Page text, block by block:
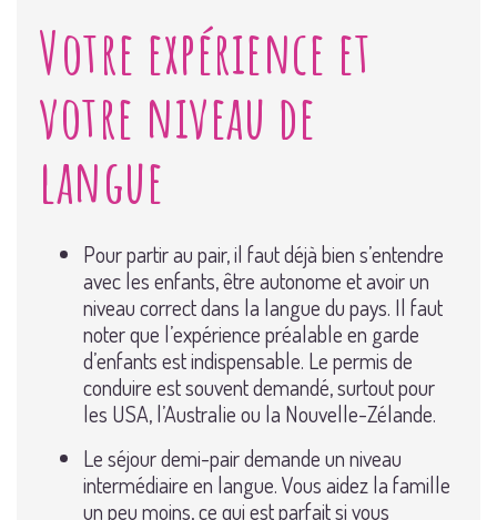
Votre expérience et
votre niveau de
langue
Pour partir au pair, il faut déjà bien s’entendre
avec les enfants, être autonome et avoir un
niveau correct dans la langue du pays. Il faut
noter que l’expérience préalable en garde
d’enfants est indispensable. Le permis de
conduire est souvent demandé, surtout pour
les USA, l’Australie ou la Nouvelle-Zélande.
Le séjour demi-pair demande un niveau
intermédiaire en langue. Vous aidez la famille
un peu moins, ce qui est parfait si vous